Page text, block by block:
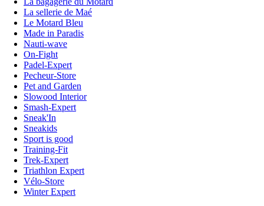
La sellerie de Maé
Le Motard Bleu
Made in Paradis
Nauti-wave
On-Fight
Padel-Expert
Pecheur-Store
Pet and Garden
Slowood Interior
Smash-Expert
Sneak'In
Sneakids
Sport is good
Training-Fit
Trek-Expert
Triathlon Expert
Vélo-Store
Winter Expert